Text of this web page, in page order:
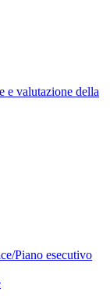
e valutazione della
Piano esecutivo